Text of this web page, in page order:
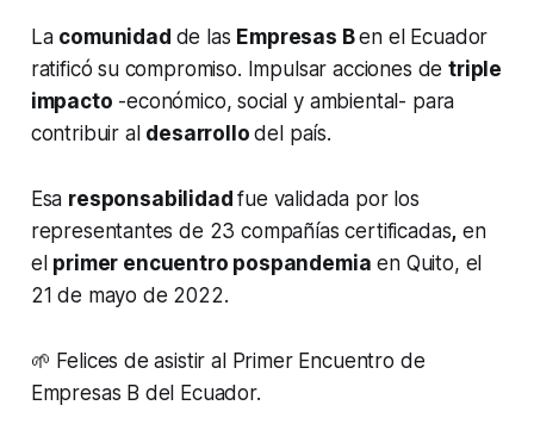
La comunidad de las Empresas Ben el Ecuador
ratificó su compromiso. Impulsar acciones detriple
impacto -económico, social y ambiental- para
contribuir al desarrollodel país.
Esa responsabilidadfue validada por los
representantes de 23 compañías certificadas, en
el primer encuentro pospandemia en Quito, el
21 de mayo de 2022.
🌱 Felices de asistir al Primer Encuentro de
Empresas B del Ecuador.